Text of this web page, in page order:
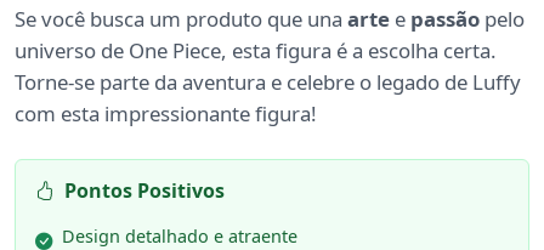
Se você busca um produto que una arte e passão pelo
universo de One Piece, esta figura é a escolha certa.
Torne-se parte da aventura e celebre o legado de Luffy
com esta impressionante figura!
Pontos Positivos
Design detalhado e atraente